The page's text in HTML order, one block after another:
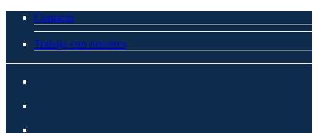
Contacto
Trabaja con nosotros